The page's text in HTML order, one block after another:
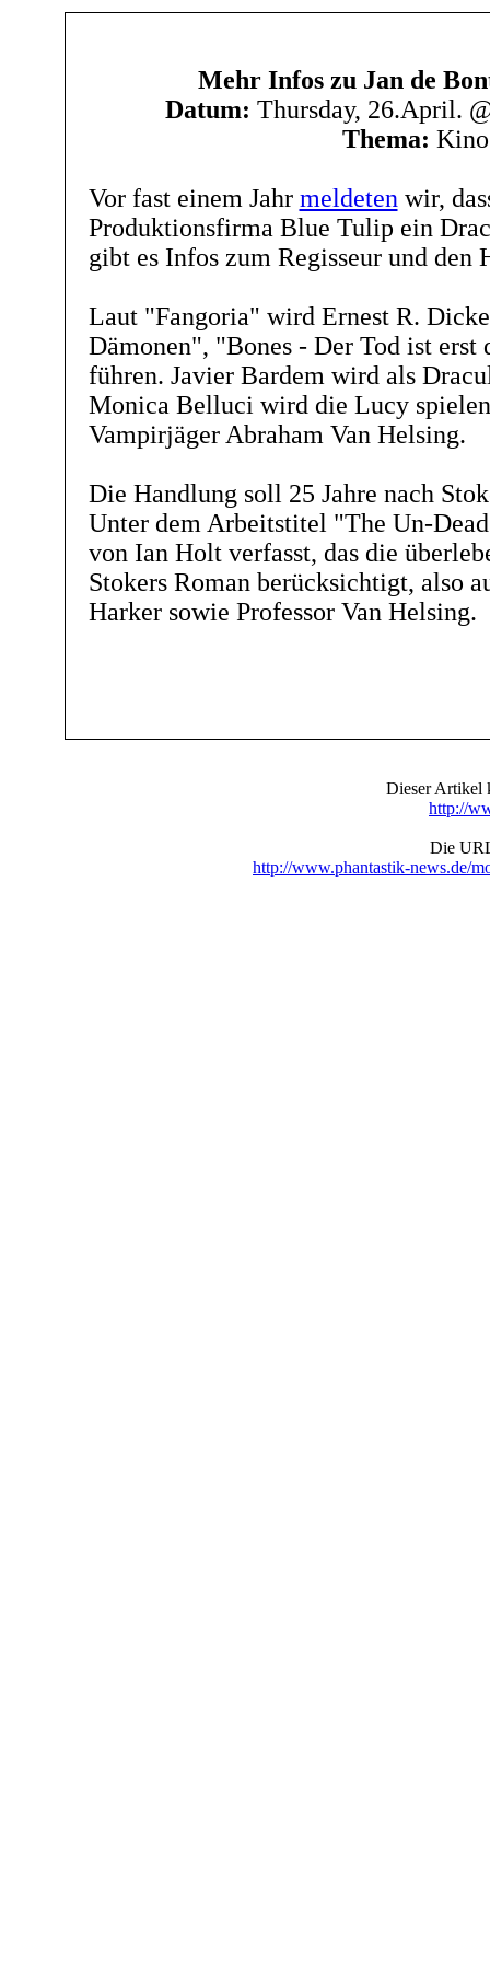
Mehr Infos zu Jan de
Datum: Thursday, 26.April.
Thema: Kino
Vor fast einem Jahr meldeten wir,
Produktionsfirma Blue Tulip ein
gibt es Infos zum Regisseur und den
Laut "Fangoria" wird Ernest R.
Dämonen", "Bones - Der Tod ist erst
führen. Javier Bardem wird als
Monica Belluci wird die Lucy
Vampirjäger Abraham Van Helsing.
Die Handlung soll 25 Jahre nach
Unter dem Arbeitstitel "The Un-
von Ian Holt verfasst, das die
Stokers Roman berücksichtigt, also
Harker sowie Professor Van Helsing.
Dieser Artikel
http://
Die
http://www.phantastik-news.de/